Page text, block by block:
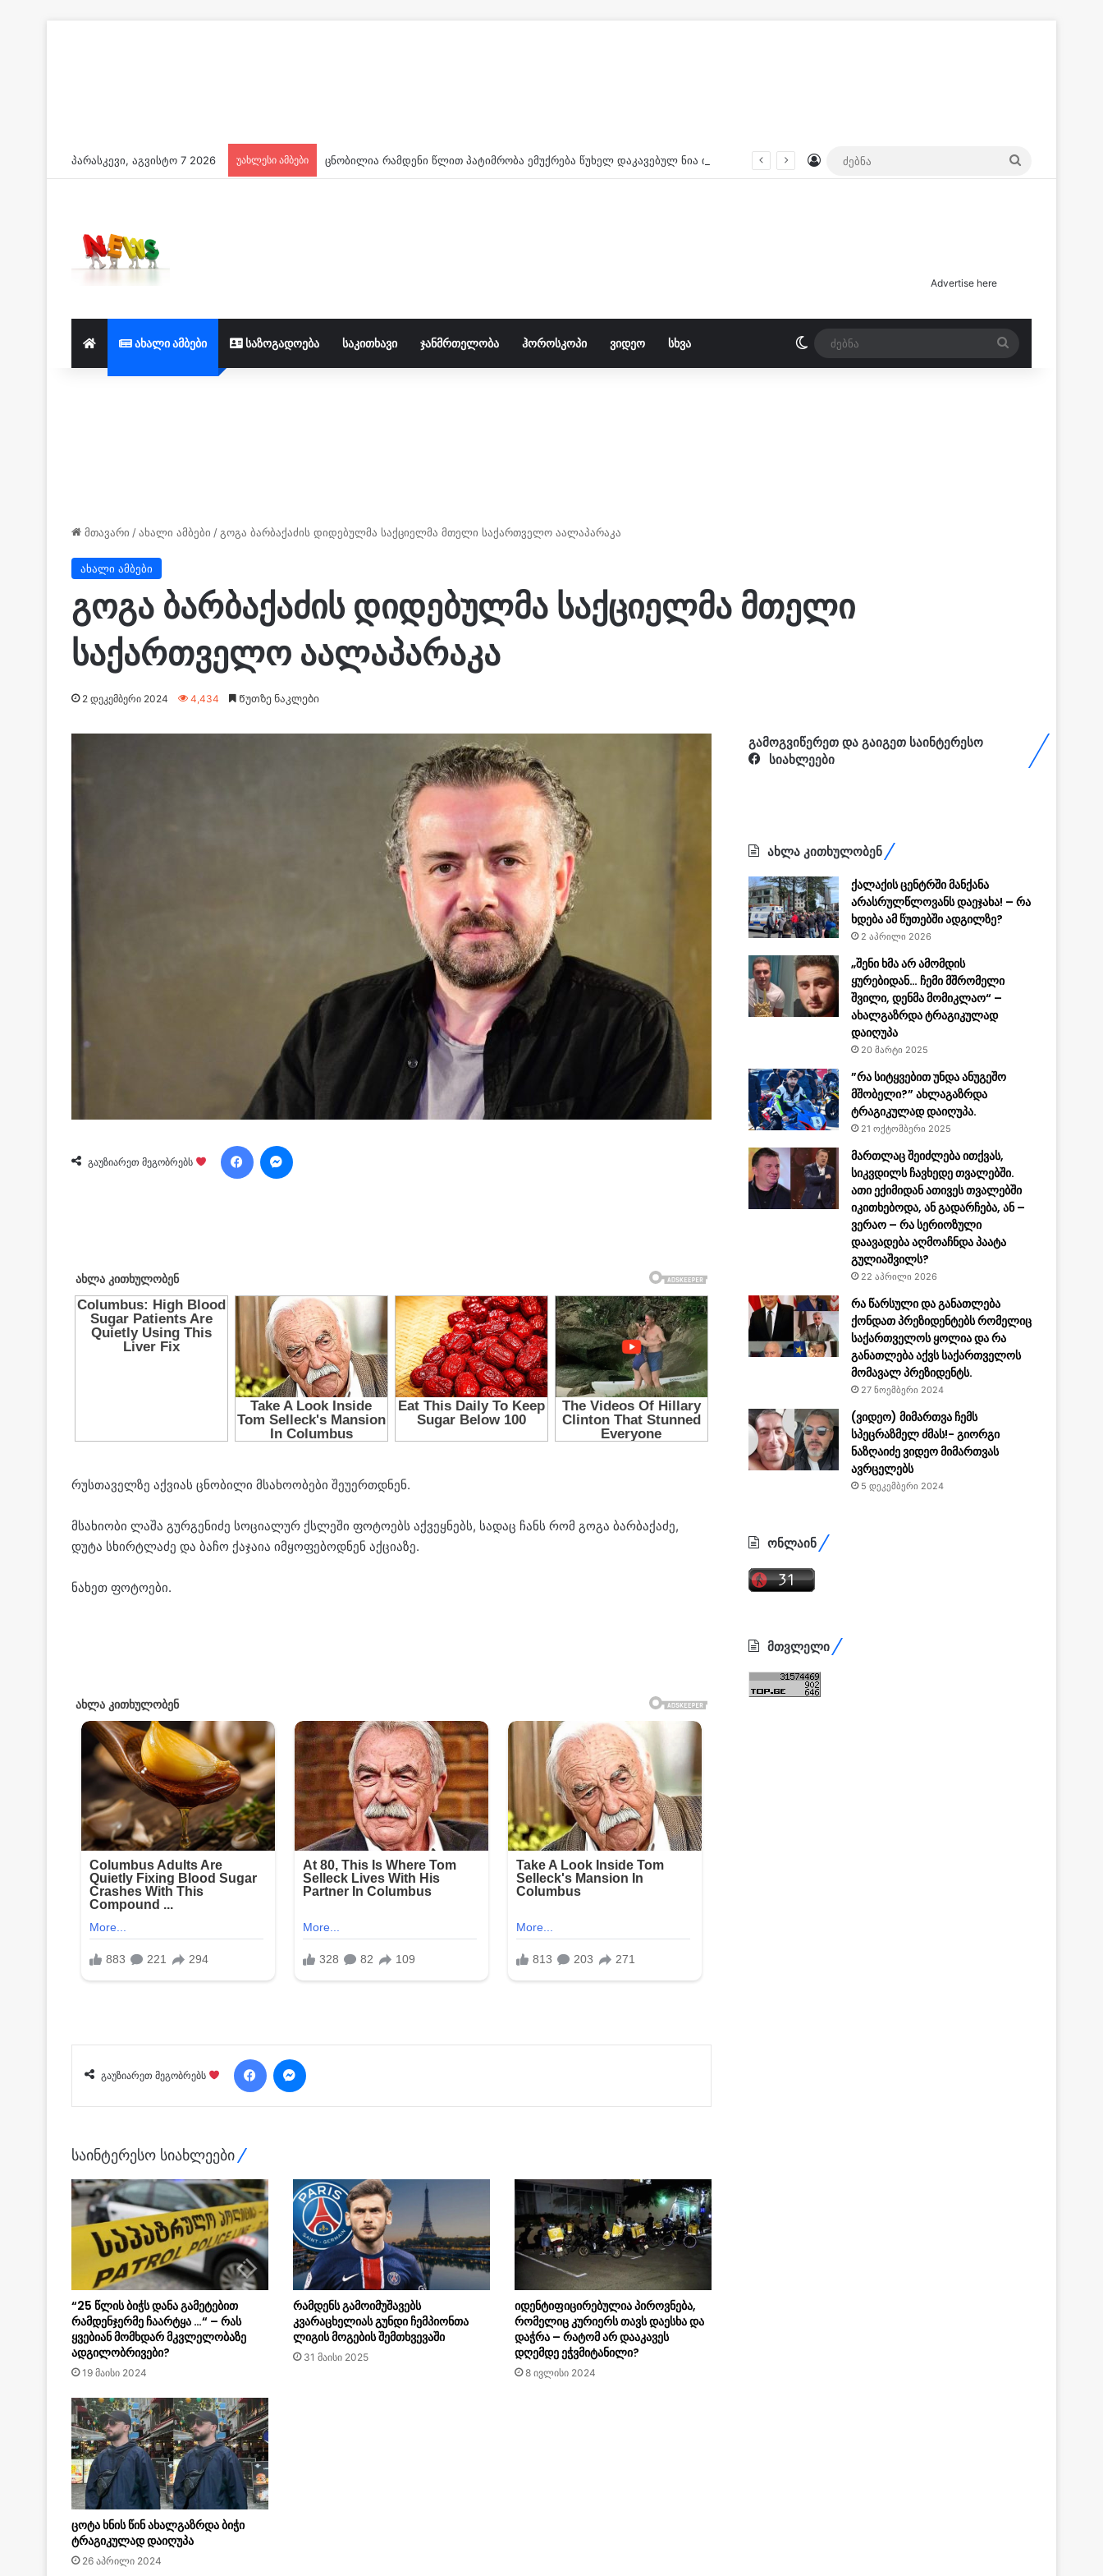
პარასკევი, აგვისტო 7 2026 უახლესი ამბები Log In
Advertise here
ახალი ამბები საზოგადოება საკითხავი ჯანმრთელობა ჰოროსკოპი ვიდეო სხვა Switch skin
მთავარი /ახალი ამბები /გოგა ბარბაქაძის დიდებულმა საქციელმა მთელი საქართველო აალაპარაკა
ახალი ამბები
გოგა ბარბაქაძის დიდებულმა საქციელმა მთელი
საქართველო აალაპარაკა
2 დეკემბერი 2024 4,434 Წუთზე ნაკლები
გაუზიარეთ მეგობრებს
Facebook
რუსთაველზე აქვიას ცნობილი მსახოობები შეუერთდნენ.
მსახიობი ლაშა გურგენიძე სოციალურ ქსლეში ფოტოებს აქვეყნებს, სადაც ჩანს რომ გოგა ბარბაქაძე,
დუტა სხირტლაძე და ბაჩო ქაჯაია იმყოფებოდნენ აქციაზე.
ნახეთ ფოტოები.
გაუზიარეთ მეგობრებს
Facebook
საინტერესო სიახლეები
“25 წლის ბიჭს დანა გამეტებით
რამდენჯერმე ჩაარტყა …“ – რას
ყვებიან მომხდარ მკვლელობაზე
ადგილობრივები?
19 მაისი 2024
რამდენს გამოიმუშავებს
კვარაცხელიას გუნდი ჩემპიონთა
ლიგის მოგების შემთხვევაში
31 მაისი 2025
იდენტიფიცირებულია პიროვნება,
რომელიც კურიერს თავს დაესხა და
დაჭრა – რატომ არ დააკავეს
დღემდე ეჭვმიტანილი?
8 ივლისი 2024
ცოტა ხნის წინ ახალგაზრდა ბიჭი
ტრაგიკულად დაიღუპა
26 აპრილი 2024
გამოგვიწერეთ და გაიგეთ საინტერესო
სიახლეები
ახლა კითხულობენ
ქალაქის ცენტრში მანქანა
არასრულწლოვანს დაეჯახა! – რა
ხდება ამ წუთებში ადგილზე?
2 აპრილი 2026
„შენი ხმა არ ამომდის
ყურებიდან… ჩემი მშრომელი
შვილი, დენმა მომიკლაო“ –
ახალგაზრდა ტრაგიკულად
დაიღუპა
20 მარტი 2025
”რა სიტყვებით უნდა ანუგეშო
მშობელი?” ახლაგაზრდა
ტრაგიკულად დაიღუპა.
21 ოქტომბერი 2025
მართლაც შეიძლება ითქვას,
სიკვდილს ჩავხედე თვალებში.
ათი ექიმიდან ათივეს თვალებში
იკითხებოდა, ან გადარჩება, ან –
ვერაო – რა სერიოზული
დაავადება აღმოაჩნდა პაატა
გულიაშვილს?
22 აპრილი 2026
რა წარსული და განათლება
ქონდათ პრეზიდენტებს რომელიც
საქართველოს ყოლია და რა
განათლება აქვს საქართველოს
მომავალ პრეზიდენტს.
27 ნოემბერი 2024
(ვიდეო) მიმართვა ჩემს
სპეცრაზმელ ძმას!- გიორგი
ნაზღაიძე ვიდეო მიმართვას
ავრცელებს
5 დეკემბერი 2024
ონლაინ
მთვლელი